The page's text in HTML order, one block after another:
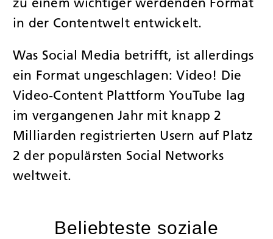
in der Contentwelt entwickelt.
Was Social Media betrifft, ist allerdings
ein Format ungeschlagen: Video! Die
Video-Content Plattform YouTube lag
im vergangenen Jahr mit knapp 2
Milliarden registrierten Usern auf Platz
2 der populärsten Social Networks
weltweit.
Beliebteste soziale